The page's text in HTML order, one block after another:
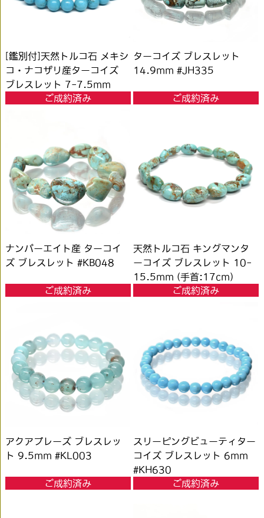
[鑑別付]天然トルコ石 メキシ
コ・ナコザリ産ターコイズ
ブレスレット 7-7.5mm
ご成約済み
ターコイズ ブレスレット
14.9mm #JH335
ご成約済み
ナンバーエイト産 ターコイ
ズ ブレスレット #KB048
ご成約済み
天然トルコ石 キングマンタ
ーコイズ ブレスレット 10-
15.5mm (手首:17cm)
ご成約済み
アクアプレーズ ブレスレッ
ト 9.5mm #KL003
ご成約済み
スリーピングビューティター
コイズ ブレスレット 6mm
#KH630
ご成約済み